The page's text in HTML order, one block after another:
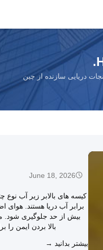
دریایی سازنده از چین
June 18, 2026
برابر آب دریا هستند. هوای
بیش از حد جلوگیری شود.
بالا بردن ایمن
بیشتر بدانید →